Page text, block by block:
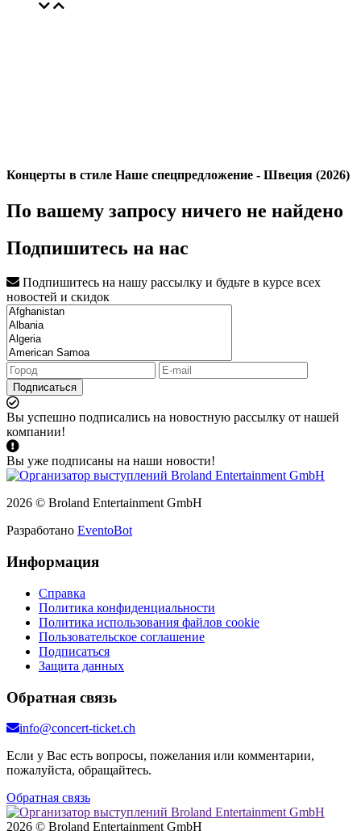
Концерты в стиле Наше спецпредложение - Швеция (2026)
По вашему запросу ничего не найдено
Подпишитесь на нас
Подпишитесь на нашу рассылку и будьте в курсе всех
новостей и скидок
Подписаться
Вы успешно подписались на новостную рассылку от нашей
компании!
Вы уже подписаны на наши новости!
2026 © Broland Entertainment GmbH
Разработано EventoBot
Информация
Справка
Политика конфиденциальности
Политика использования файлов cookie
Пользовательское соглашение
Подписаться
Защита данных
Обратная связь
info@concert-ticket.ch
Если у Вас есть вопросы, пожелания или комментарии,
пожалуйста, обращайтесь.
Обратная связь
2026 © Broland Entertainment GmbH